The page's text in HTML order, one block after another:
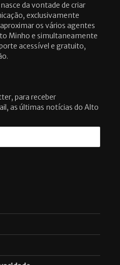
da vontade de criar
exclusivamente
os vários agentes
Minho e simultaneamente
acessível e gratuito,
para receber
as últimas notícias do Alto